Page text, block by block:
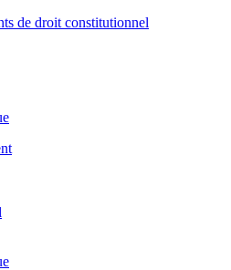
de droit constitutionnel